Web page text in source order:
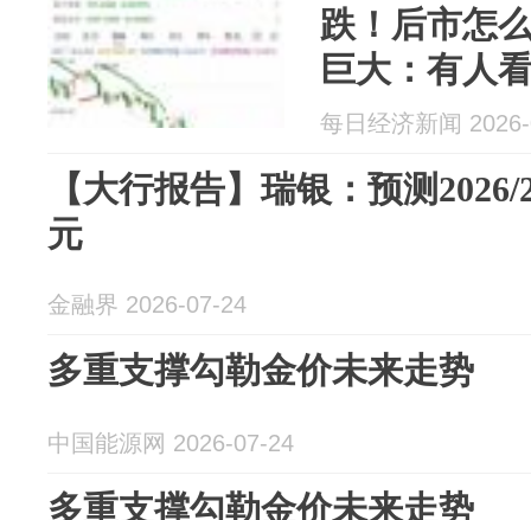
跌！后市怎
巨大：有人
点，有人警
每日经济新闻
【大行报告】瑞银：预测
元
金融界 2026-07-24
多重支撑勾勒金价未来走势
中国能源网 2026-07-24
多重支撑勾勒金价未来走势